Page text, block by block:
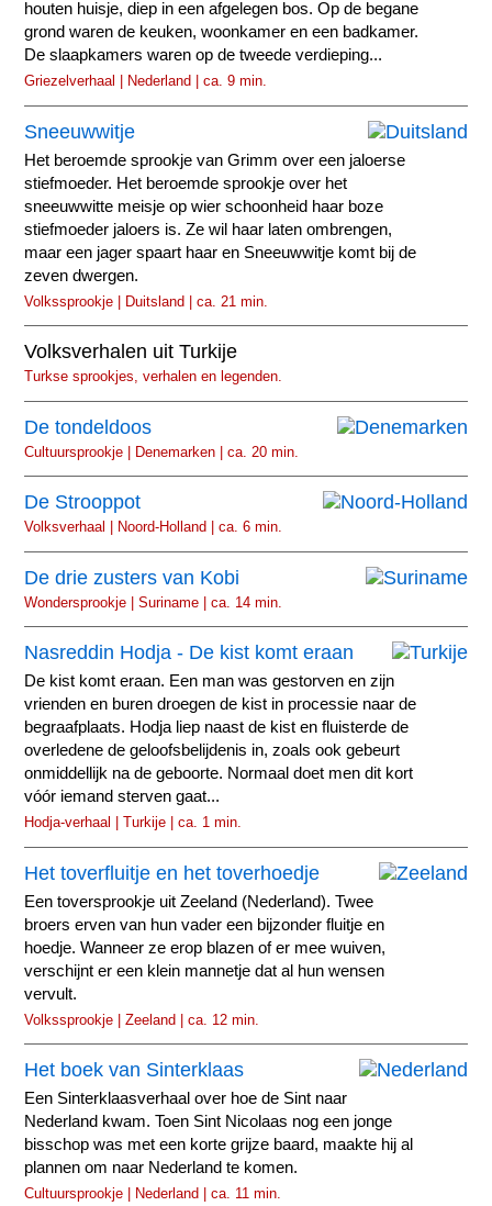
houten huisje, diep in een afgelegen bos. Op de begane
grond waren de keuken, woonkamer en een badkamer.
De slaapkamers waren op de tweede verdieping...
Griezelverhaal | Nederland | ca. 9 min.
Sneeuwwitje
Het beroemde sprookje van Grimm over een jaloerse
stiefmoeder. Het beroemde sprookje over het
sneeuwwitte meisje op wier schoonheid haar boze
stiefmoeder jaloers is. Ze wil haar laten ombrengen,
maar een jager spaart haar en Sneeuwwitje komt bij de
zeven dwergen.
Volkssprookje | Duitsland | ca. 21 min.
Volksverhalen uit Turkije
Turkse sprookjes, verhalen en legenden.
De tondeldoos
Cultuursprookje | Denemarken | ca. 20 min.
De Strooppot
Volksverhaal | Noord-Holland | ca. 6 min.
De drie zusters van Kobi
Wondersprookje | Suriname | ca. 14 min.
Nasreddin Hodja - De kist komt eraan
De kist komt eraan. Een man was gestorven en zijn
vrienden en buren droegen de kist in processie naar de
begraafplaats. Hodja liep naast de kist en fluisterde de
overledene de geloofsbelijdenis in, zoals ook gebeurt
onmiddellijk na de geboorte. Normaal doet men dit kort
vóór iemand sterven gaat...
Hodja-verhaal | Turkije | ca. 1 min.
Het toverfluitje en het toverhoedje
Een toversprookje uit Zeeland (Nederland). Twee
broers erven van hun vader een bijzonder fluitje en
hoedje. Wanneer ze erop blazen of er mee wuiven,
verschijnt er een klein mannetje dat al hun wensen
vervult.
Volkssprookje | Zeeland | ca. 12 min.
Het boek van Sinterklaas
Een Sinterklaasverhaal over hoe de Sint naar
Nederland kwam. Toen Sint Nicolaas nog een jonge
bisschop was met een korte grijze baard, maakte hij al
plannen om naar Nederland te komen.
Cultuursprookje | Nederland | ca. 11 min.